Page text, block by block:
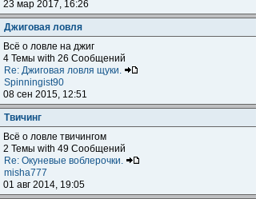
23 мар 2017, 16:26
Джиговая ловля
Всё о ловле на джиг
4 Темы with 26 Сообщений
Re: Джиговая ловля щуки.
Spinningist90
08 сен 2015, 12:51
Твичинг
Всё о ловле твичингом
2 Темы with 49 Сообщений
Re: Окуневые воблерочки.
misha777
01 авг 2014, 19:05